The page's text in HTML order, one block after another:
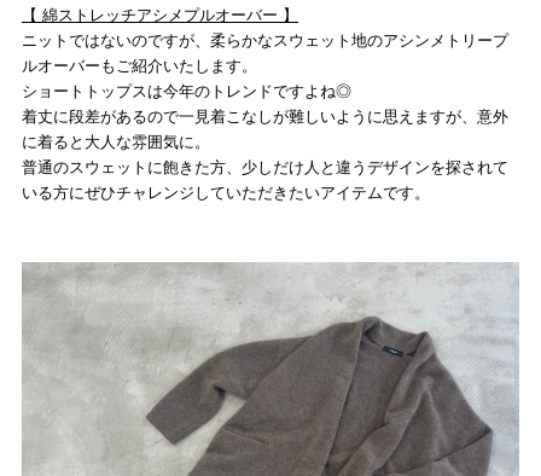
【 綿ストレッチアシメプルオーバー 】
ニットではないのですが、柔らかなスウェット地のアシンメトリープ
ルオーバーもご紹介いたします。
ショートトップスは今年のトレンドですよね◎
着丈に段差があるので一見着こなしが難しいように思えますが、意外
に着ると大人な雰囲気に。
普通のスウェットに飽きた方、少しだけ人と違うデザインを探されて
いる方にぜひチャレンジしていただきたいアイテムです。